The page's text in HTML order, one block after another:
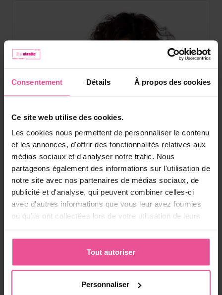
Consentement Détails À propos des cookies
Ce site web utilise des cookies.
Les cookies nous permettent de personnaliser le contenu
et les annonces, d'offrir des fonctionnalités relatives aux
médias sociaux et d'analyser notre trafic. Nous
partageons également des informations sur l'utilisation de
notre site avec nos partenaires de médias sociaux, de
publicité et d'analyse, qui peuvent combiner celles-ci
avec d'autres informations que vous leur avez fournies
ou qu'ils ont collectées lors de votre utilisation de leurs
Tout autoriser
Personnaliser
Noir Rose
Soutien-gorge post‑opératoire de compression avec
ajustables et fermeture avant par agrafes et œillets.